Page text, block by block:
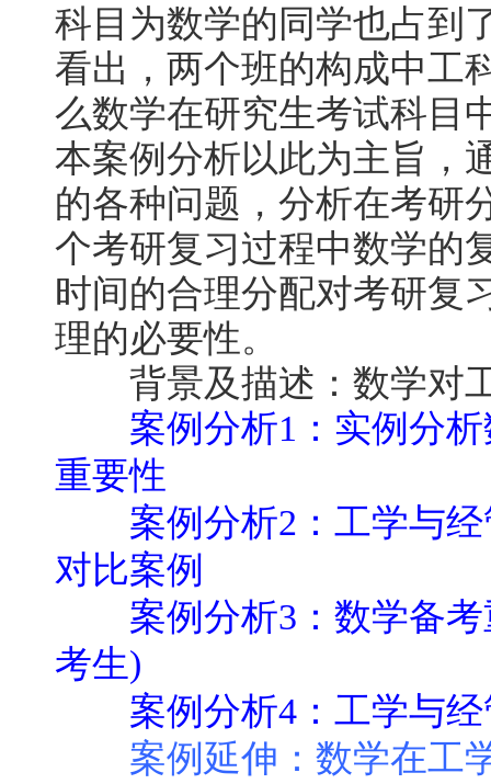
科目为数学的同学也占到
看出，两个班的构成中工
么数学在研究生考试科目
本案例分析以此为主旨，
的各种问题，分析在考研
个考研复习过程中数学的
时间的合理分配对考研复
理的必要性。
背景及描述：数学对
案例分析1：实例分
重要性
案例分析2：工学与
对比案例
案例分析3：数学备
考生)
案例分析4：工学与
案例延伸：数学在工